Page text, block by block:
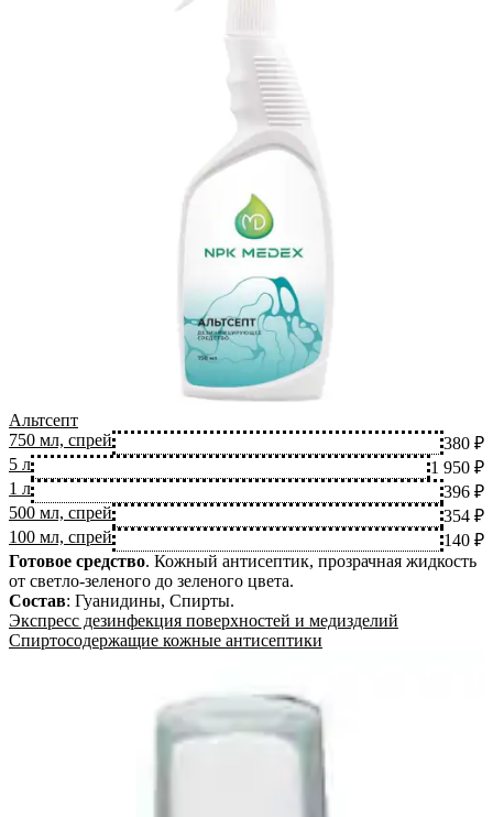
Альтсепт
750 мл, спрей
380 ₽
5 л
1 950 ₽
1 л
396 ₽
500 мл, спрей
354 ₽
100 мл, спрей
140 ₽
Готовое средство. Кожный антисептик, прозрачная жидкость
от светло-зеленого до зеленого цвета.
Состав: Гуанидины, Спирты.
Экспресс дезинфекция поверхностей и медизделий
Спиртосодержащие кожные антисептики